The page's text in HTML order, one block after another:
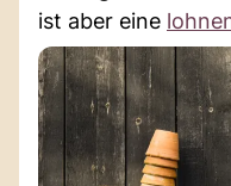
ist aber eine